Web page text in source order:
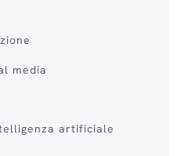
media
artificiale